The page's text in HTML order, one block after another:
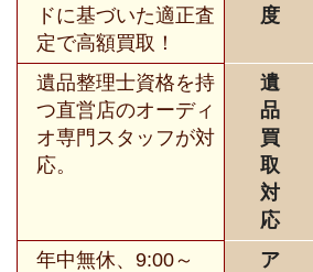
ドに基づいた適正査
定で高額買取！
度
遺品整理士資格を持
つ直営店のオーディ
オ専門スタッフが対
応。
遺
品
買
取
対
応
年中無休、9:00～
ア